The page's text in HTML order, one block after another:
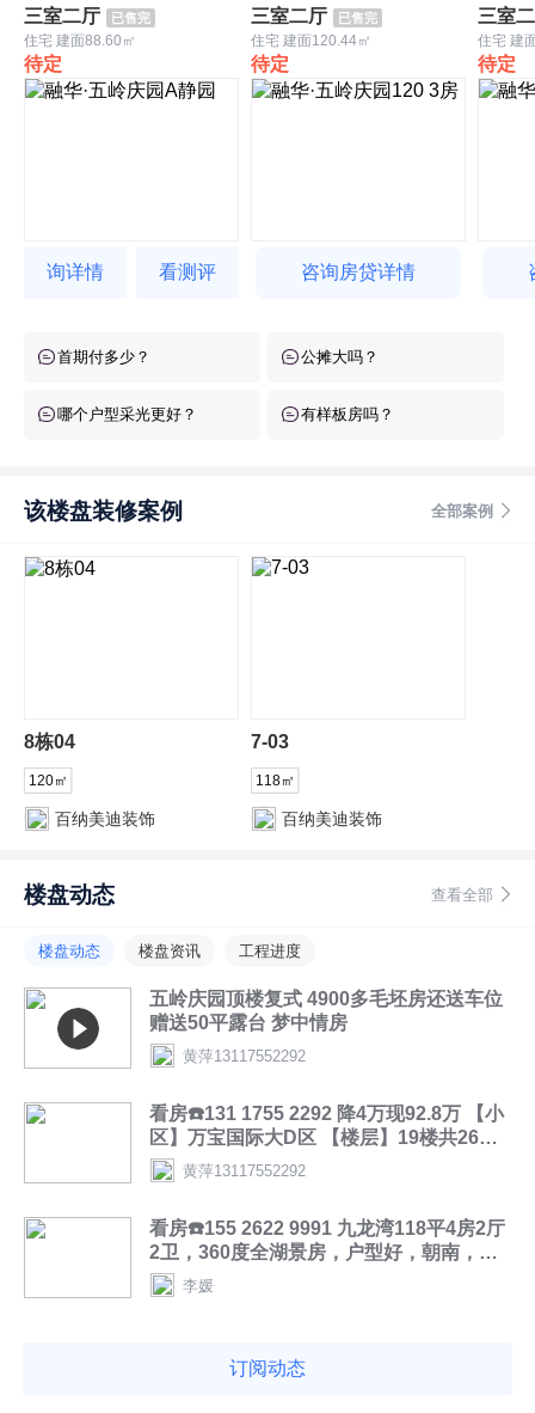
三室二厅 已售完
住宅 建面88.60㎡
待定
询详情 看测评
三室二厅 已售完
住宅 建面120.44㎡
待定
咨询房贷详情
三室
住宅 建
待定
首期付多少？ 公摊大吗？
哪个户型采光更好？ 有样板房吗？
该楼盘装修案例 全部案例
8栋04
120㎡
百纳美迪装饰
7-03
118㎡
百纳美迪装饰
楼盘动态 查看全部
楼盘动态 楼盘资讯 工程进度
五岭庆园顶楼复式 4900多毛坯房还送车位 ​
赠送50平露台 ​梦中情房
黄萍13117552292
看房☎️131 1755 2292 降4万现92.8万 【小
区】万宝国际大D区 【楼层】19楼共26楼
【[福]面积】129.89平方米平方米 【[發]户
型】4房2厅2卫 【[太阳]朝向】南北通透
完小九中本部 五岭广场市中心，市政府，
南院，都在附近，两梯两户。全款房，接
受任何付款方式。
黄萍13117552292
看房☎️155 2622 9991 九龙湾118平4房2厅
2卫，360度全湖景房，户型好，朝南，视
野开阔风景优美，电梯8楼，诚心出售56.8
万
李媛
订阅动态